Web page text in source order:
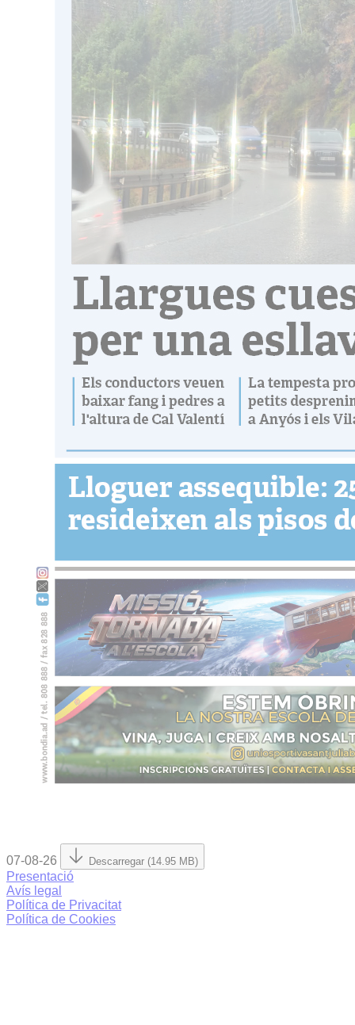
07-08-26 Descarregar (14.95 MB)
Presentació
Avís legal
Política de Privacitat
Política de Cookies